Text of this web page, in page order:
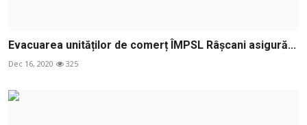
Evacuarea unităților de comerț ÎMPSL Râșcani asigură...
Dec 16, 2020 325